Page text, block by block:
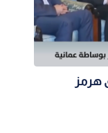
هرمز